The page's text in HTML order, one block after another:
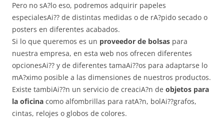
Pero no sA?lo eso, podremos adquirir papeles
especialesAi?? de distintas medidas o de rA?pido secado o
posters en diferentes acabados.
Si lo que queremos es un proveedor de bolsas para
nuestra empresa, en esta web nos ofrecen diferentes
opcionesAi?? y de diferentes tamaAi??os para adaptarse lo
mA?ximo posible a las dimensiones de nuestros productos.
Existe tambiAi??n un servicio de creaciA?n de objetos para
la oficina como alfombrillas para ratA?n, bolAi??grafos,
cintas, relojes o globos de colores.